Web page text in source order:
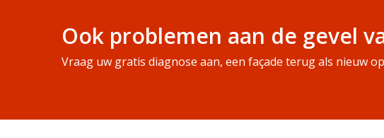
Ook problemen aan de gevel
Vraag uw gratis diagnose aan, een façade terug als nieuw